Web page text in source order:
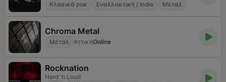
Κλασικά ροκ
Εναλλακτική / Indie Μέταλ
Chroma Metal
Μέταλ ΑττικήOnline
Rocknation
Hard 'n Loud